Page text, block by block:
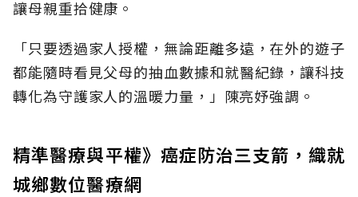
讓母親重拾健康。
「只要透過家人授權，無論距離多遠，在外的遊子
都能隨時看見父母的抽血數據和就醫紀錄，讓科技
轉化為守護家人的溫暖力量，」陳亮妤強調。
精準醫療與平權》癌症防治三支箭，織就
城鄉數位醫療網